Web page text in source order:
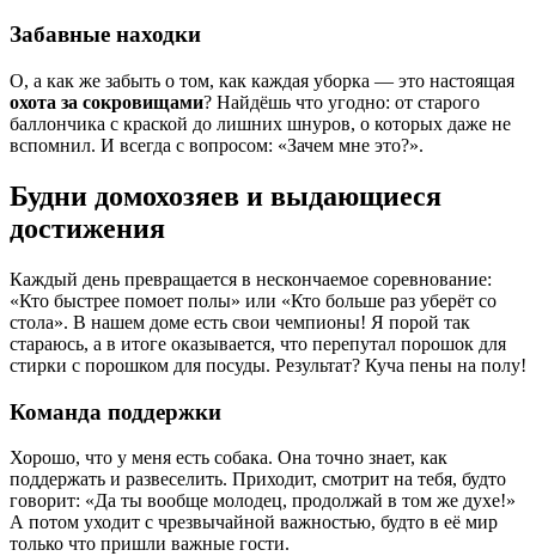
Забавные находки
О, а как же забыть о том, как каждая уборка — это настоящая
охота за сокровищами? Найдёшь что угодно: от старого
баллончика с краской до лишних шнуров, о которых даже не
вспомнил. И всегда с вопросом: «Зачем мне это?».
Будни домохозяев и выдающиеся
достижения
Каждый день превращается в нескончаемое соревнование:
«Кто быстрее помоет полы» или «Кто больше раз уберёт со
стола». В нашем доме есть свои чемпионы! Я порой так
стараюсь, а в итоге оказывается, что перепутал порошок для
стирки с порошком для посуды. Результат? Куча пены на полу!
Команда поддержки
Хорошо, что у меня есть собака. Она точно знает, как
поддержать и развеселить. Приходит, смотрит на тебя, будто
говорит: «Да ты вообще молодец, продолжай в том же духе!»
А потом уходит с чрезвычайной важностью, будто в её мир
только что пришли важные гости.